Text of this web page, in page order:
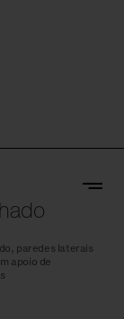
paredes laterais
apoio de